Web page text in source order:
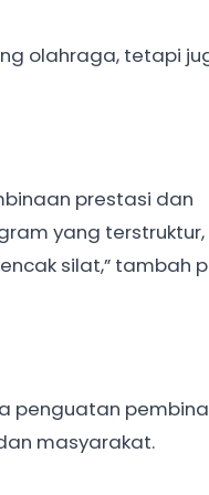
olahraga, tetapi
prestasi dan
yang
silat,” tambah
penguatan
masyarakat.